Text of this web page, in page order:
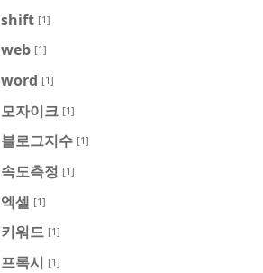
shift [1]
web [1]
word [1]
모자이크 [1]
블로그지수 [1]
속도측정 [1]
엑셀 [1]
키워드 [1]
프록시 [1]